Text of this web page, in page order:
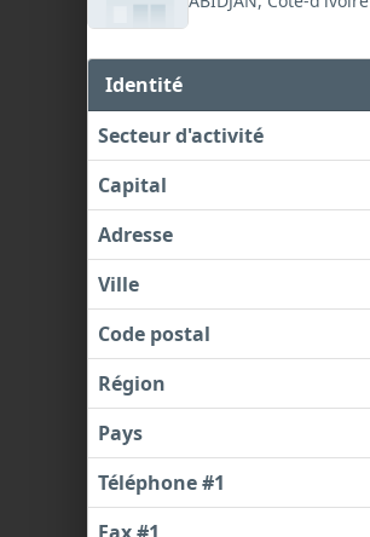
Identité
Secteur d'activité
Capital
Adresse
Ville
Code postal
Région
Pays
Téléphone #1